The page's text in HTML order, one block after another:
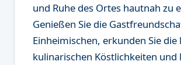
und Ruhe des Ortes hautnah zu
Genießen Sie die
Einheimischen, erkunden Sie die
kulinarischen Köstlichkeiten und